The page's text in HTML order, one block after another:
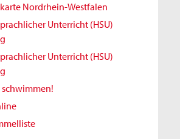
Nordrhein-Westfalen
Unterricht (HSU)
Unterricht (HSU)
schwimmen!